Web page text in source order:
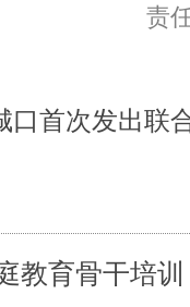
责
口首次发出联
教育骨干培训